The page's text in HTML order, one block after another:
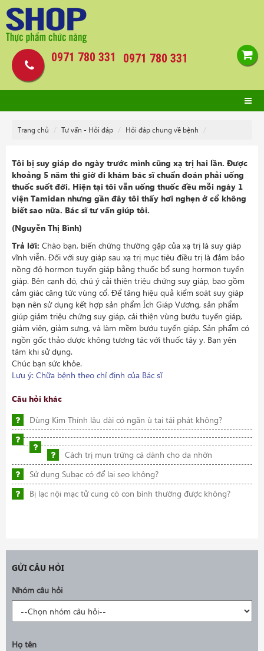
0971 780 331
0971 780 331
Trang chủ Tư vấn - Hỏi đáp Hỏi đáp chung về bệnh
Tôi bị suy giáp do ngày trước mình cũng xạ trị hai lần. Được
khoảng 5 năm thì giờ đi khám bác sĩ chuẩn đoán phải uống
thuốc suốt đời. Hiện tại tôi vẫn uống thuốc đều mỗi ngày 1
viện Tamidan nhưng gần đây tôi thấy hơi nghẹn ở cổ không
biết sao nữa. Bác sĩ tư vấn giúp tôi.
(Nguyễn Thị Bình)
Trả lời: Chào bạn, biến chứng thường gặp của xạ trị là suy giáp
vĩnh viễn. Đối với suy giáp sau xạ trị mục tiêu điều trị là đảm bảo
nồng độ hormon tuyến giáp bằng thuốc bổ sung hormon tuyến
giáp. Bên cạnh đó, chú ý cải thiện triệu chứng suy giáp, bao gồm
cảm giác căng tức vùng cổ. Để tăng hiệu quả kiểm soát suy giáp
bạn nên sử dụng kết hợp sản phẩm Ích Giáp Vương, sản phẩm
giúp giảm triệu chứng suy giáp, cải thiện vùng bướu tuyến giáp,
giảm viên, giảm sưng, và làm mềm bướu tuyến giáp. Sản phẩm có
ngồn gốc thảo dược không tương tác với thuốc tây y. Bạn yên
tâm khi sử dụng.
Chúc bạn sức khỏe.
Lưu ý: Chữa bệnh theo chỉ định của Bác sĩ
Câu hỏi khác
Dùng Kim Thính lâu dài có ngăn ù tai tái phát không?
Cách trị mụn trứng cá dành cho da nhờn
Sử dụng Subạc có để lại sẹo không?
Bị lạc nội mạc tử cung có con bình thường được không?
GỬI CÂU HỎI
Nhóm câu hỏi
Họ tên